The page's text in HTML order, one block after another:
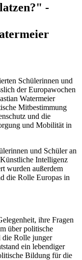
-
Schülerinnen und
der Europawochen
Watermeier
Mitbestimmung
und die
und Mobilität in
und Schüler an
Intelligenz
wurden außerdem
die Rolle Europas in
ihre Fragen
über politische
die Rolle junger
ein lebendiger
Bildung für die